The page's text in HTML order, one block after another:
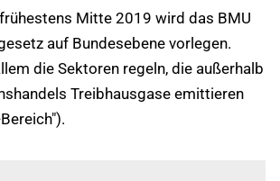
Mitte 2019 wird das BMU
auf Bundesebene vorlegen.
die Sektoren regeln, die außerhalb
Treibhausgase emittieren